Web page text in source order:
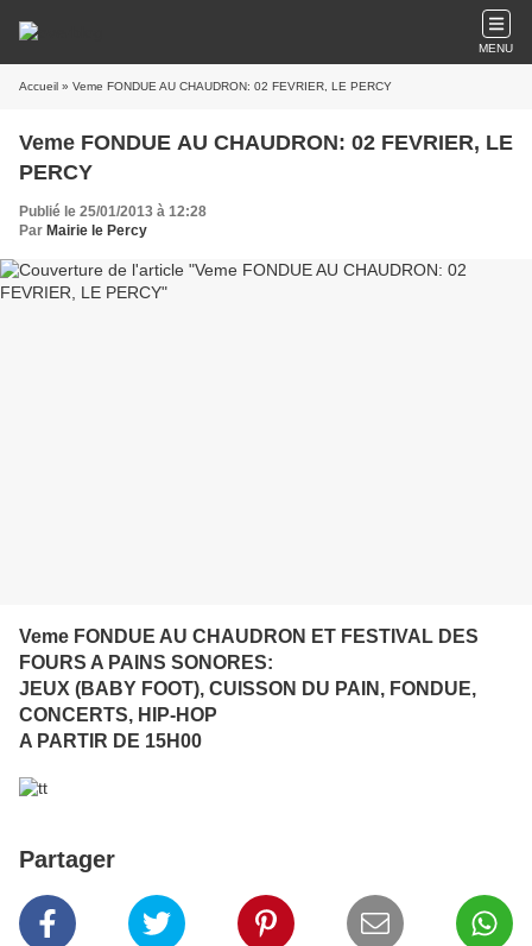
MENU
Accueil » Veme FONDUE AU CHAUDRON: 02 FEVRIER, LE PERCY
Veme FONDUE AU CHAUDRON: 02 FEVRIER, LE
PERCY
Publié le 25/01/2013 à 12:28
Par Mairie le Percy
Veme FONDUE AU CHAUDRON ET FESTIVAL DES
FOURS A PAINS SONORES:
JEUX (BABY FOOT), CUISSON DU PAIN, FONDUE,
CONCERTS, HIP-HOP
A PARTIR DE 15H00
Partager